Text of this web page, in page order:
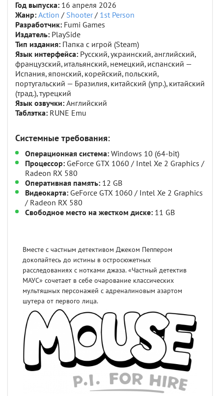
Год выпуска: 16 апреля 2026
Жанр: Action / Shooter/ 1st Person
Разработчик: Fumi Games
Издатель: PlaySide
Тип издания: Папка с игрой (Steam)
Язык интерфейса: Русский, украинский, английский,
французский, итальянский, немецкий, испанский —
Испания, японский, корейский, польский,
португальский — Бразилия, китайский (упр.), китайский
(трад.), турецкий
Язык озвучки: Английский
Таблэтка: RUNE Emu
Системные требования:
Операционная система: Windows 10 (64-bit)
Процессор: GeForce GTX 1060 / Intel Xe 2 Graphics /
Radeon RX 580
Оперативная память: 12 GB
Видеокарта: GeForce GTX 1060 / Intel Xe 2 Graphics
/ Radeon RX 580
Свободное место на жестком диске: 11 GB
Вместе с частным детективом Джеком Пеппером
докопайтесь до истины в остросюжетных
расследованиях с нотками джаза. «Частный детектив
МАУС» сочетает в себе очарование классических
мультяшных персонажей с адреналиновым азартом
шутера от первого лица.